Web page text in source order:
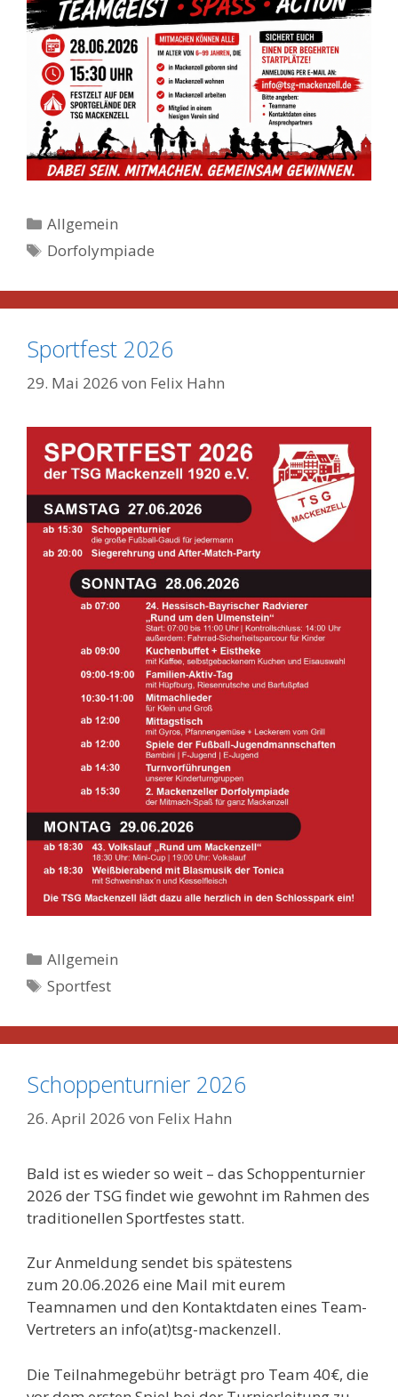
Kategorien
Allgemein
Schlagwörter
Dorfolympiade
Sportfest 2026
29. Mai 2026 von Felix Hahn
Kategorien
Allgemein
Schlagwörter
Sportfest
Schoppenturnier 2026
26. April 2026 von Felix Hahn
Bald ist es wieder so weit – das Schoppenturnier
2026 der TSG findet wie gewohnt im Rahmen des
traditionellen Sportfestes statt.
Zur Anmeldung sendet bis spätestens
zum 20.06.2026 eine Mail mit eurem
Teamnamen und den Kontaktdaten eines Team-
Vertreters an info(at)tsg-mackenzell.
Die Teilnahmegebühr beträgt pro Team 40€, die